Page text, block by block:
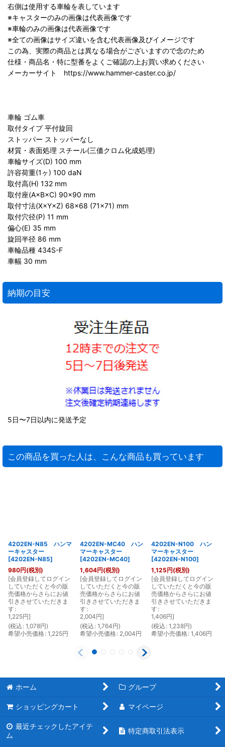
右側は使用する車輪を表しています
※キャスターのみの画像は代表画像です
※車輪のみの画像は代表画像です
※全ての画像はサイズ違いを含む代表画像及びイメージです
この為、実際の商品とは異なる場合がございますので念のため
仕様・商品名・特に型番をよくご確認の上お買い求めください
メーカーサイト https://www.hammer-caster.co.jp/
車輪 ゴム車
取付タイプ 平付旋回
ストッパー ストッパーなし
材質・表面処理 スチール(三価クロム化成処理)
車輪サイズ(D) 100 mm
許容荷重(1ヶ) 100 daN
取付高(H) 132 mm
取付座(A×B×C) 90×90 mm
取付寸法(X×Y×Z) 68×68 (71×71) mm
取付穴径(P) 11 mm
偏心(E) 35 mm
旋回半径 86 mm
車輪品種 434S-F
車幅 30 mm
納期の目安
5日〜7日以内に発送予定
この商品を買った人は、こんな商品も買っています
4202EN-N85 ハンマ
ーキャスター
[4202EN-N85]
980円(税別)
[会員登録してログイン
していただくと今の販
売価格からさらにお値
引きさせていただきま
す :
1,225円]
(税込 : 1,078円)
希望小売価格: 1,225円
4202EN-MC40 ハン
マーキャスター
[4202EN-MC40]
1,604円(税別)
[会員登録してログイン
していただくと今の販
売価格からさらにお値
引きさせていただきま
す :
2,004円]
(税込 : 1,764円)
希望小売価格: 2,004円
4202EN-N100 ハン
マーキャスター
[4202EN-N100]
1,125円(税別)
[会員登録してログイン
していただくと今の販
売価格からさらにお値
引きさせていただきま
す :
1,406円]
(税込 : 1,238円)
希望小売価格: 1,406円
ホーム グループ
ショッピングカート マイページ
最近チェックしたアイテ
ム
特定商取引法表示